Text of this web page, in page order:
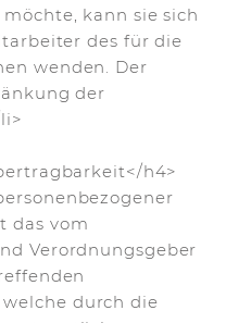
kann sie sich
des für die
wenden. Der
der
h4>
das vom
Verordnungsgeber
durch die